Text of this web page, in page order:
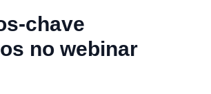
chave
no webinar